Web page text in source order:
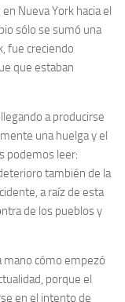
Nueva York hacia el
sólo se sumó una
fue creciendo
que esta­ban
a producirse
una huelga y el
pode­mos leer:
también de la
a raíz de esta
de los pueblos y
mano cómo empezó
porque el
en el intento de